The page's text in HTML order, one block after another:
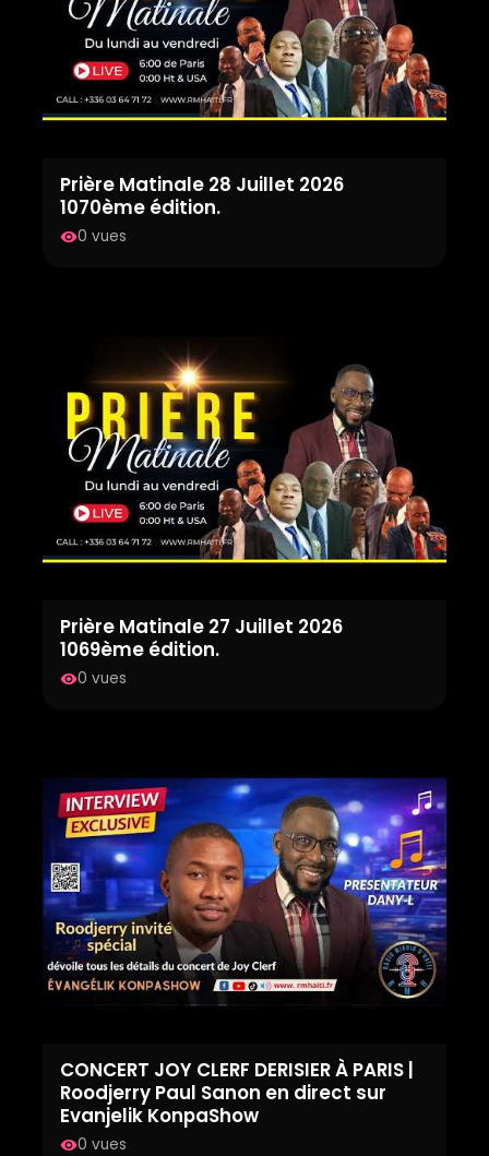
Prière Matinale 28 Juillet 2026
1070ème édition.
visibility0 vues
Prière Matinale 27 Juillet 2026
1069ème édition.
visibility0 vues
CONCERT JOY CLERF DERISIER À PARIS |
Roodjerry Paul Sanon en direct sur
Evanjelik KonpaShow
visibility0 vues